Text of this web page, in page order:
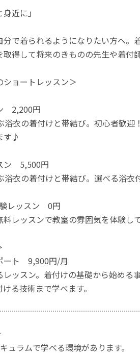
近に」
分で着られるようになりたい方へ
得して将来のきものの先生や着付
ショートレッスン＞
2,200円
衣の着付けと帯結び。初心者歓迎
す♪
ン 5,500円
の着付けと帯結び。選べる浴衣
レッスン 0円
ッスンで教室の雰囲気を体験して
ート 9,900円/月
レッスン。着付けの基礎から始める
る技術まで学べます。
ュラムで学べる環境があります。